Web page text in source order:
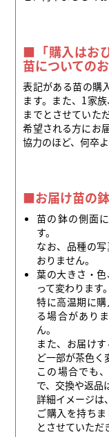
■「購入はお
苗についての
表記がある苗の購
ます。また、1家
までとさせていた
希望される方にお
協力のほど、何卒
■お届け苗の
苗の鉢の側面
す。
なお、品種の
おりません。
葉の大きさ・
って変わります。
特に高温期に
る場合があり
ん。
また、お届け
ど一部が茶色く
この場合でも
で、交換や返品
詳細イメージは、
ご購入を持ち
とさせていただ